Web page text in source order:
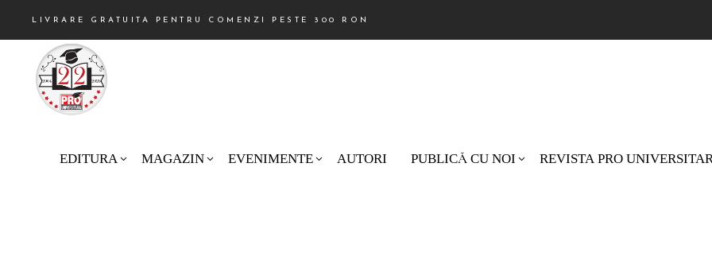
LIVRARE GRATUITA PENTRU COMENZI PESTE 300 RON
EDITURA MAGAZIN EVENIMENTE AUTORI PUBLICĂ CU NOI REVISTA PRO